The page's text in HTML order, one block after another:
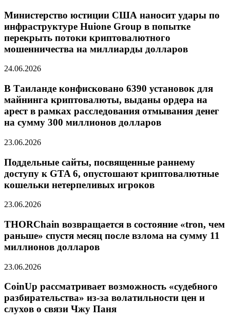
Министерство юстиции США наносит удары по
инфраструктуре Huione Group в попытке
перекрыть потоки криптовалютного
мошенничества на миллиарды долларов
24.06.2026
В Таиланде конфисковано 6390 установок для
майнинга криптовалюты, выданы ордера на
арест в рамках расследования отмывания денег
на сумму 300 миллионов долларов
23.06.2026
Поддельные сайты, посвященные раннему
доступу к GTA 6, опустошают криптовалютные
кошельки нетерпеливых игроков
23.06.2026
THORChain возвращается в состояние «tron, чем
раньше» спустя месяц после взлома на сумму 11
миллионов долларов
23.06.2026
CoinUp рассматривает возможность «судебного
разбирательства» из-за волатильности цен и
слухов о связи Чжу Паня